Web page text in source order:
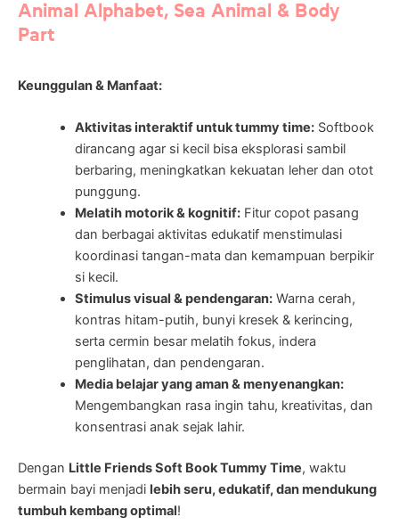
Animal Alphabet, Sea Animal & Body
Part
Keunggulan & Manfaat:
Aktivitas interaktif untuk tummy time:Softbook
dirancang agar si kecil bisa eksplorasi sambil
berbaring, meningkatkan kekuatan leher dan otot
punggung.
Melatih motorik & kognitif:Fitur copot pasang
dan berbagai aktivitas edukatif menstimulasi
koordinasi tangan-mata dan kemampuan berpikir
si kecil.
Stimulus visual & pendengaran:Warna cerah,
kontras hitam-putih, bunyi kresek & kerincing,
serta cermin besar melatih fokus, indera
penglihatan, dan pendengaran.
Media belajar yang aman & menyenangkan:
Mengembangkan rasa ingin tahu, kreativitas, dan
konsentrasi anak sejak lahir.
Dengan Little Friends Soft Book Tummy Time, waktu
bermain bayi menjadi lebih seru, edukatif, dan mendukung
tumbuh kembang optimal!